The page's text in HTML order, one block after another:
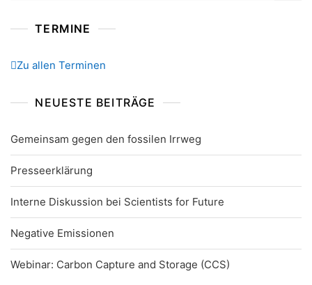
TERMINE
Zu allen Terminen
NEUESTE BEITRÄGE
Gemeinsam gegen den fossilen Irrweg
Presseerklärung
Interne Diskussion bei Scientists for Future
Negative Emissionen
Webinar: Carbon Capture and Storage (CCS)